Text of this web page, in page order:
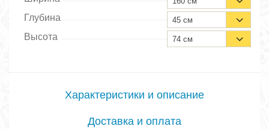
Глубина 45 см
Высота 74 см
Характеристики и описание
Доставка и оплата